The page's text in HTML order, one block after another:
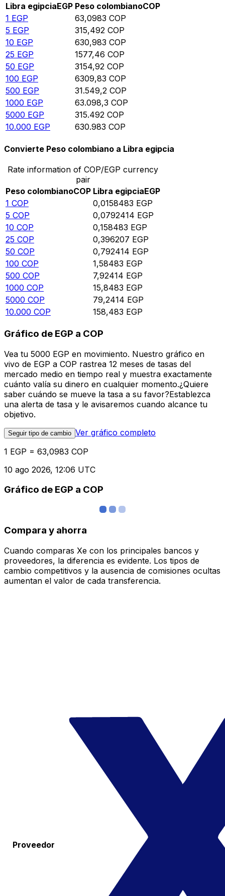
Libra egipciaEGP Peso colombianoCOP
1 EGP 63,0983 COP
5 EGP 315,492 COP
10 EGP 630,983 COP
25 EGP 1577,46 COP
50 EGP 3154,92 COP
100 EGP 6309,83 COP
500 EGP 31.549,2 COP
1000 EGP 63.098,3 COP
5000 EGP 315.492 COP
10.000 EGP 630.983 COP
Convierte Peso colombiano a Libra egipcia
Rate information of COP/EGP currency
pair
Peso colombianoCOP Libra egipciaEGP
1 COP 0,0158483 EGP
5 COP 0,0792414 EGP
10 COP 0,158483 EGP
25 COP 0,396207 EGP
50 COP 0,792414 EGP
100 COP 1,58483 EGP
500 COP 7,92414 EGP
1000 COP 15,8483 EGP
5000 COP 79,2414 EGP
10.000 COP 158,483 EGP
Gráfico de EGP a COP
Vea tu 5000 EGP en movimiento. Nuestro gráfico en
vivo de EGP a COP rastrea 12 meses de tasas del
mercado medio en tiempo real y muestra exactamente
cuánto valía su dinero en cualquier momento.¿Quiere
saber cuándo se mueve la tasa a su favor?Establezca
una alerta de tasa y le avisaremos cuando alcance tu
objetivo.
Seguir tipo de cambio Ver gráfico completo
1 EGP = 63,0983 COP
10 ago 2026, 12:06 UTC
Gráfico de EGP a COP
Compara y ahorra
Cuando comparas Xe con los principales bancos y
proveedores, la diferencia es evidente. Los tipos de
cambio competitivos y la ausencia de comisiones ocultas
aumentan el valor de cada transferencia.
Proveedor